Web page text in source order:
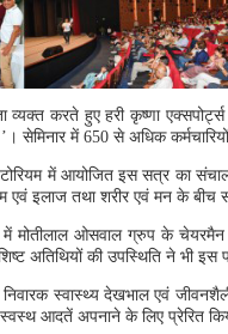
व्यक्त करते हुए हरी कृष्णा
सेमिनार में 650 से अधिक
में आयोजित इस सत्र का
एवं इलाज तथा शरीर एवं मन के
में मोतीलाल ओसवाल ग्रुप के
अतिथियों की उपस्थिति ने भी
स्वास्थ्य देखभाल एवं
स्वस्थ आदतें अपनाने के लिए प्रेरित